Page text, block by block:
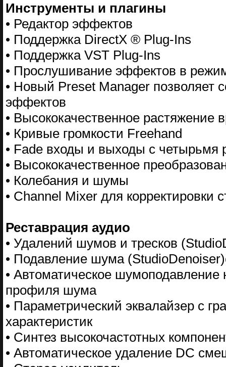
Инструменты и плагины
• Редактор эффектов
• Поддержка DirectX ® Plug-Ins
• Поддержка VST Plug-Ins
• Прослушивание эффектов в
• Новый Preset Manager позволяет
эффектов
• Высококачественное растяжение
• Кривые громкости Freehand
• Fade входы и выходы с
• Высококачественное
• Колебания и шумы
• Channel Mixer для корректировки
Реставрация аудио
• Удалений шумов и тресков
• Подавление шума
• Автоматическое
профиля шума
• Параметрический эквалайзер с
характеристик
• Синтез высокочастотных
• Автоматическое удаление DC